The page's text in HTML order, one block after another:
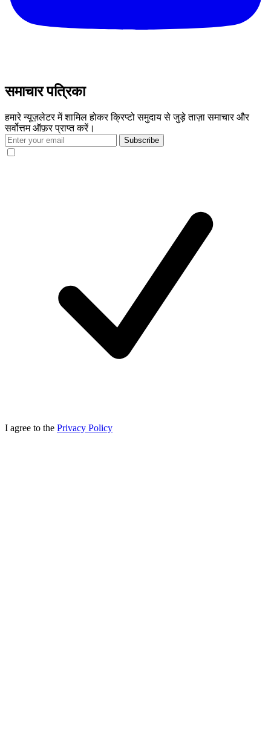
समाचार पत्रिका
हमारे न्यूज़लेटर में शामिल होकर क्रिप्टो समुदाय से जुड़े ताज़ा समाचार और
सर्वोत्तम ऑफ़र प्राप्त करें।
Subscribe
I agree to the Privacy Policy